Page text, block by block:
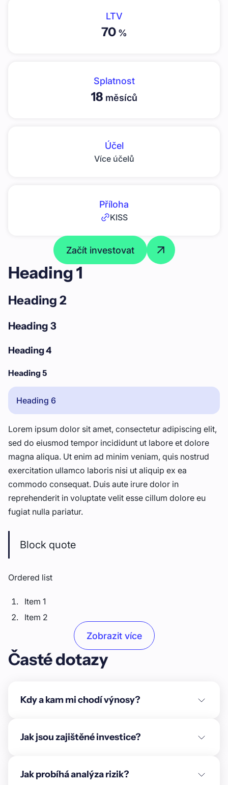
LTV
70%
Splatnost
18 měsíců
Účel
Více účelů
Příloha
KISS
Začít investovat
Heading 1
Heading 2
Heading 3
Heading 4
Heading 5
Heading 6
Lorem ipsum dolor sit amet, consectetur adipiscing elit,
sed do eiusmod tempor incididunt ut labore et dolore
magna aliqua. Ut enim ad minim veniam, quis nostrud
exercitation ullamco laboris nisi ut aliquip ex ea
commodo consequat. Duis aute irure dolor in
reprehenderit in voluptate velit esse cillum dolore eu
fugiat nulla pariatur.
Block quote
Ordered list
Item 1
Item 2
Unordered list
Item B
Text link
Emphasis
Zobrazit více
Časté dotazy
Kdy a kam mi chodí výnosy?
Jak jsou zajištěné investice?
Jak probíhá analýza rizik?